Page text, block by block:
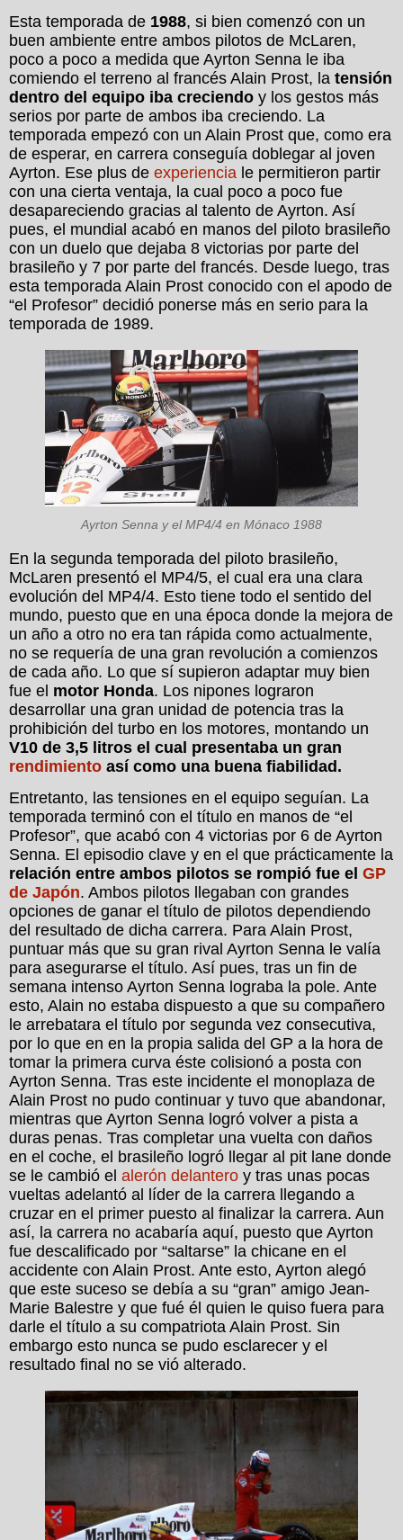
Esta temporada de 1988, si bien comenzó con un
buen ambiente entre ambos pilotos de McLaren,
poco a poco a medida que Ayrton Senna le iba
comiendo el terreno al francés Alain Prost, la tensión
dentro del equipo iba creciendo y los gestos más
serios por parte de ambos iba creciendo. La
temporada empezó con un Alain Prost que, como era
de esperar, en carrera conseguía doblegar al joven
Ayrton. Ese plus de experiencia le permitieron partir
con una cierta ventaja, la cual poco a poco fue
desapareciendo gracias al talento de Ayrton. Así
pues, el mundial acabó en manos del piloto brasileño
con un duelo que dejaba 8 victorias por parte del
brasileño y 7 por parte del francés. Desde luego, tras
esta temporada Alain Prost conocido con el apodo de
“el Profesor” decidió ponerse más en serio para la
temporada de 1989.
Ayrton Senna y el MP4/4 en Mónaco 1988
En la segunda temporada del piloto brasileño,
McLaren presentó el MP4/5, el cual era una clara
evolución del MP4/4. Esto tiene todo el sentido del
mundo, puesto que en una época donde la mejora de
un año a otro no era tan rápida como actualmente,
no se requería de una gran revolución a comienzos
de cada año. Lo que sí supieron adaptar muy bien
fue el motor Honda. Los nipones lograron
desarrollar una gran unidad de potencia tras la
prohibición del turbo en los motores, montando un
V10 de 3,5 litros el cual presentaba un gran
rendimiento así como una buena fiabilidad.
Entretanto, las tensiones en el equipo seguían. La
temporada terminó con el título en manos de “el
Profesor”, que acabó con 4 victorias por 6 de Ayrton
Senna. El episodio clave y en el que prácticamente la
relación entre ambos pilotos se rompió fue el GP
de Japón. Ambos pilotos llegaban con grandes
opciones de ganar el título de pilotos dependiendo
del resultado de dicha carrera. Para Alain Prost,
puntuar más que su gran rival Ayrton Senna le valía
para asegurarse el título. Así pues, tras un fin de
semana intenso Ayrton Senna lograba la pole. Ante
esto, Alain no estaba dispuesto a que su compañero
le arrebatara el título por segunda vez consecutiva,
por lo que en en la propia salida del GP a la hora de
tomar la primera curva éste colisionó a posta con
Ayrton Senna. Tras este incidente el monoplaza de
Alain Prost no pudo continuar y tuvo que abandonar,
mientras que Ayrton Senna logró volver a pista a
duras penas. Tras completar una vuelta con daños
en el coche, el brasileño logró llegar al pit lane donde
se le cambió el alerón delantero y tras unas pocas
vueltas adelantó al líder de la carrera llegando a
cruzar en el primer puesto al finalizar la carrera. Aun
así, la carrera no acabaría aquí, puesto que Ayrton
fue descalificado por “saltarse” la chicane en el
accidente con Alain Prost. Ante esto, Ayrton alegó
que este suceso se debía a su “gran” amigo Jean-
Marie Balestre y que fué él quien le quiso fuera para
darle el título a su compatriota Alain Prost. Sin
embargo esto nunca se pudo esclarecer y el
resultado final no se vió alterado.